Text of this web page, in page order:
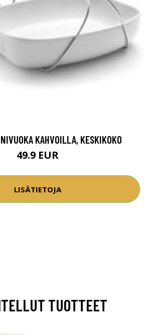
KAHVOILLA, KESKIKOKO
49.9 EUR
LISÄTIETOJA
TUOTTEET